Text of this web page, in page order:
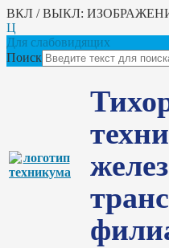
ВКЛ / ВЫКЛ:
Ц
Для слабовидящих
Поиск